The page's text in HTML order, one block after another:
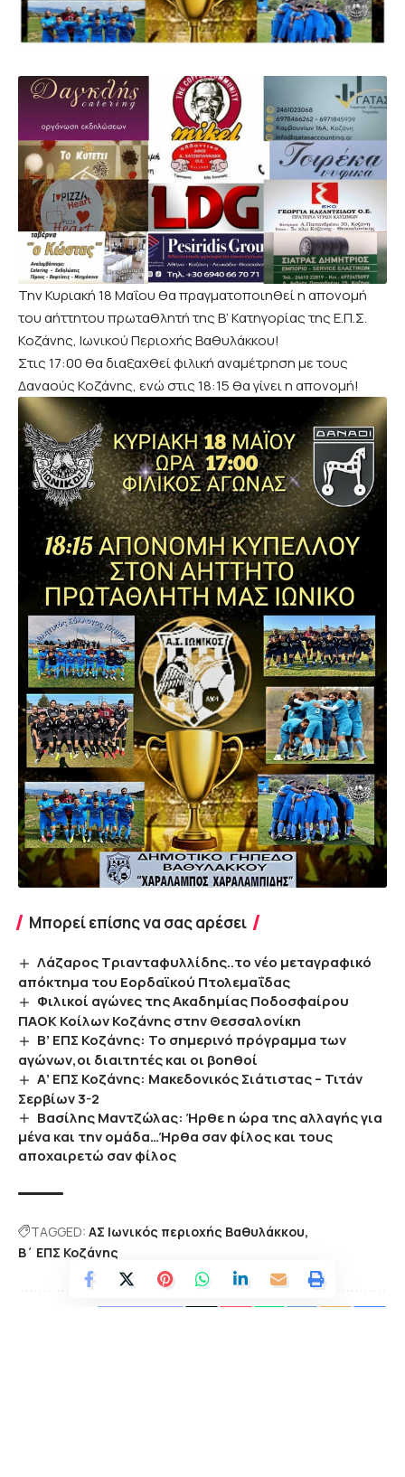
Την Κυριακή 18 Μαΐου θα πραγματοποιηθεί η απονομή
του αήττητου πρωταθλητή της Β’ Κατηγορίας της Ε.Π.Σ.
Κοζάνης, Ιωνικού Περιοχής Βαθυλάκκου!
Στις 17:00 θα διαξαχθεί φιλική αναμέτρηση με τους
Δαναούς Κοζάνης, ενώ στις 18:15 θα γίνει η απονομή!
Μπορεί επίσης να σας αρέσει
Λάζαρος Τριανταφυλλίδης..το νέο μεταγραφικό
απόκτημα του Εορδαϊκού Πτολεμαΐδας
Φιλικοί αγώνες της Ακαδημίας Ποδοσφαίρου
ΠΑΟΚ Κοίλων Κοζάνης στην Θεσσαλονίκη
B’ EΠΣ Κοζάνης: Το σημερινό πρόγραμμα των
αγώνων,οι διαιτητές και οι βοηθοί
Α’ ΕΠΣ Κοζάνης: Μακεδονικός Σιάτιστας – Τιτάν
Σερβίων 3-2
Βασίλης Μαντζώλας: Ήρθε η ώρα της αλλαγής για
μένα και την ομάδα…Ήρθα σαν φίλος και τους
αποχαιρετώ σαν φίλος
TAGGED: ΑΣ Ιωνικός περιοχής Βαθυλάκκου
Β΄ ΕΠΣ Κοζάνης